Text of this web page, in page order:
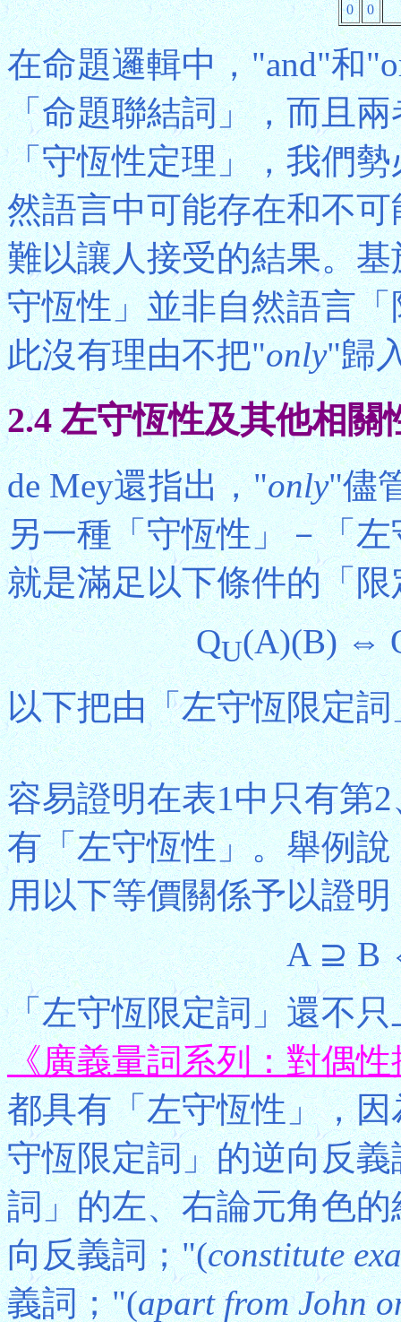
0
0
在命題邏輯中，"and"和
「命題聯結詞」，而且
「守恆性定理」，我們
然語言中可能存在和不
難以讓人接受的結果。
守恆性」並非自然語言
此沒有理由不把"only"歸
2.4 左守恆性及其他相關
de Mey還指出，"only"儘
另一種「守恆性」－「
就是滿足以下條件的「
QU(A)(B) ⇔
以下把由「左守恆限定
容易證明在表1中只有第
有「左守恆性」。舉例說
用以下等價關係予以證明
A ⊇ B
「左守恆限定詞」還不
《廣義量詞系列：對偶
都具有「左守恆性」，
守恆限定詞」的逆向反
詞」的左、右論元角色
向反義詞；"(constitute
義詞；"(apart from John